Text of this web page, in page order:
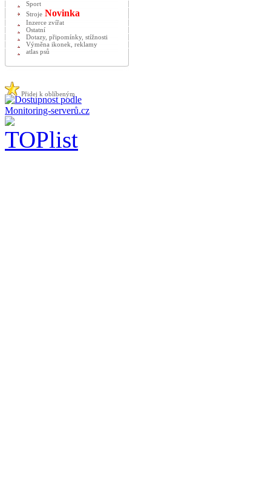
Sport
Stroje Novinka
Inzerce zvířat
Ostatní
Dotazy, připomínky, stížnosti
Výměna ikonek, reklamy
atlas psů
Přidej k oblíbeným